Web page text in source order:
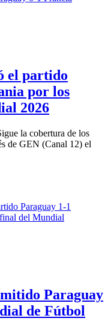
el partido
por los
2026
la cobertura de los
de GEN (Canal 12) el
Paraguay
de Fútbol